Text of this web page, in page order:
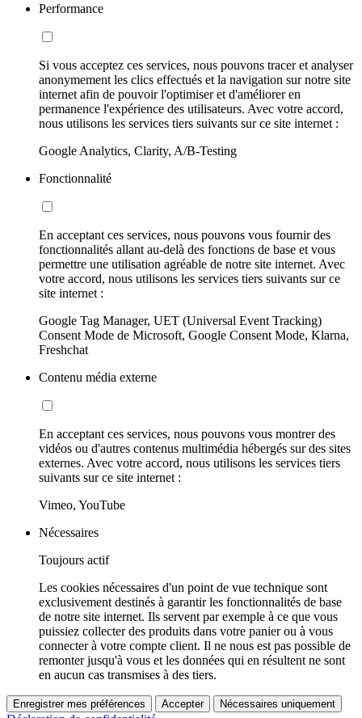
Performance
Si vous acceptez ces services, nous pouvons tracer et analyser
anonymement les clics effectués et la navigation sur notre site
internet afin de pouvoir l'optimiser et d'améliorer en
permanence l'expérience des utilisateurs. Avec votre accord,
nous utilisons les services tiers suivants sur ce site internet :
Google Analytics, Clarity, A/B-Testing
Fonctionnalité
En acceptant ces services, nous pouvons vous fournir des
fonctionnalités allant au-delà des fonctions de base et vous
permettre une utilisation agréable de notre site internet. Avec
votre accord, nous utilisons les services tiers suivants sur ce
site internet :
Google Tag Manager, UET (Universal Event Tracking)
Consent Mode de Microsoft, Google Consent Mode, Klarna,
Freshchat
Contenu média externe
En acceptant ces services, nous pouvons vous montrer des
vidéos ou d'autres contenus multimédia hébergés sur des sites
externes. Avec votre accord, nous utilisons les services tiers
suivants sur ce site internet :
Vimeo, YouTube
Nécessaires
Toujours actif
Les cookies nécessaires d'un point de vue technique sont
exclusivement destinés à garantir les fonctionnalités de base
de notre site internet. Ils servent par exemple à ce que vous
puissiez collecter des produits dans votre panier ou à vous
connecter à votre compte client. Il ne nous est pas possible de
remonter jusqu'à vous et les données qui en résultent ne sont
en aucun cas transmises à des tiers.
Enregistrer mes préférences Accepter Nécessaires uniquement